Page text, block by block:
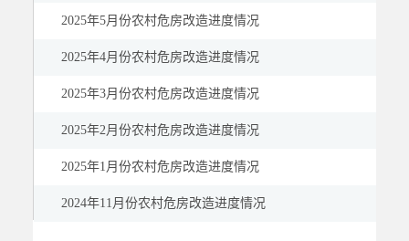
2025年5月份农村危房改造进度情况
2025年4月份农村危房改造进度情况
2025年3月份农村危房改造进度情况
2025年2月份农村危房改造进度情况
2025年1月份农村危房改造进度情况
2024年11月份农村危房改造进度情况